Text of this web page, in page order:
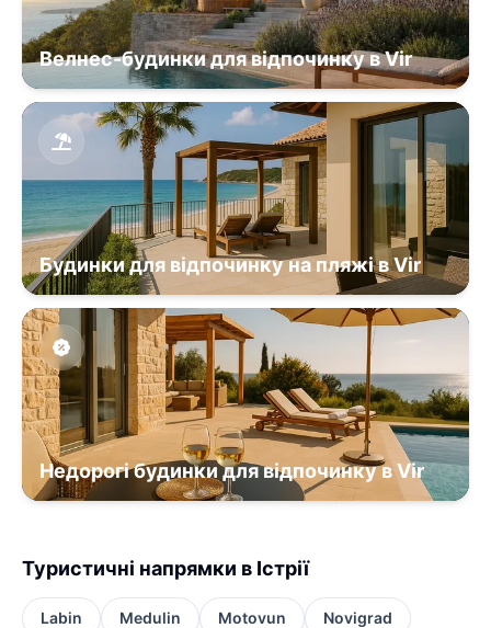
Велнес-будинки для відпочинку в Vir
Будинки для відпочинку на пляжі в Vir
Недорогі будинки для відпочинку в Vir
Туристичні напрямки в Істрії
Labin Medulin Motovun Novigrad